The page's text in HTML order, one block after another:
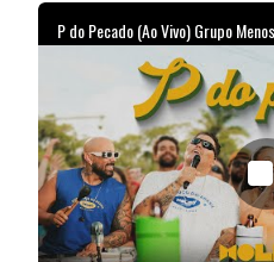
P do Pecado (Ao Vivo) Grupo